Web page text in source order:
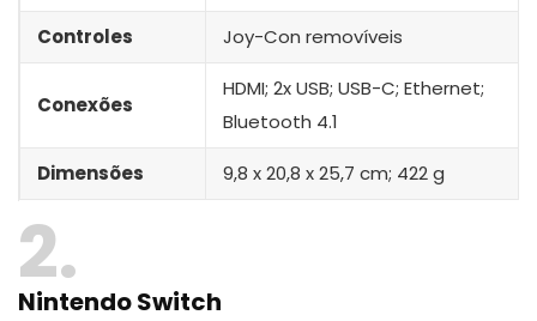
Controles Joy-Con removíveis
Conexões
HDMI; 2x USB; USB-C; Ethernet;
Bluetooth 4.1
Dimensões 9,8 x 20,8 x 25,7 cm; 422 g
2
Nintendo Switch